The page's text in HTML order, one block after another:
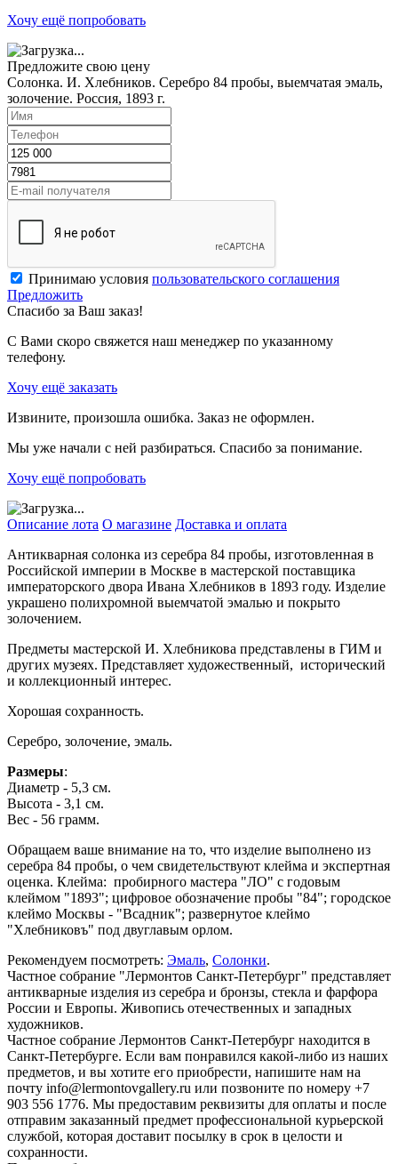
Хочу ещё попробовать
Предложите свою цену
Солонка. И. Хлебников. Серебро 84 пробы, выемчатая эмаль,
золочение. Россия, 1893 г.
Принимаю условия пользовательского соглашения
Предложить
Спасибо за Ваш заказ!
С Вами скоро свяжется наш менеджер по указанному
телефону.
Хочу ещё заказать
Извините, произошла ошибка. Заказ не оформлен.
Мы уже начали с ней разбираться. Спасибо за понимание.
Хочу ещё попробовать
Описание лота О магазине Доставка и оплата
Антикварная солонка из серебра 84 пробы, изготовленная в
Российской империи в Москве в мастерской поставщика
императорского двора Ивана Хлебников в 1893 году. Изделие
украшено полихромной выемчатой эмалью и покрыто
золочением.
Предметы мастерской И. Хлебникова представлены в ГИМ и
других музеях. Представляет художественный, исторический
и коллекционный интерес.
Хорошая сохранность.
Серебро, золочение, эмаль.
Размеры:
Диаметр - 5,3 см.
Высота - 3,1 см.
Вес - 56 грамм.
Обращаем ваше внимание на то, что изделие выполнено из
серебра 84 пробы, о чем свидетельствуют клейма и экспертная
оценка. Клейма: пробирного мастера "ЛО" с годовым
клеймом "1893"; цифровое обозначение пробы "84"; городское
клеймо Москвы - "Всадник"; развернутое клеймо
"Хлебниковъ" под двуглавым орлом.
Рекомендуем посмотреть: Эмаль, Солонки.
Частное собрание "Лермонтов Санкт-Петербург" представляет
антикварные изделия из серебра и бронзы, стекла и фарфора
России и Европы. Живопись отечественных и западных
художников.
Частное собрание Лермонтов Санкт-Петербург находится в
Санкт-Петербурге. Если вам понравился какой-либо из наших
предметов, и вы хотите его приобрести, напишите нам на
почту info@lermontovgallery.ru или позвоните по номеру +7
903 556 1776. Мы предоставим реквизиты для оплаты и после
отправим заказанный предмет профессиональной курьерской
службой, которая доставит посылку в срок в целости и
сохранности.